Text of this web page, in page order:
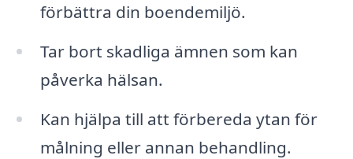
förbättra din boendemiljö.
Tar bort skadliga ämnen som kan
påverka hälsan.
Kan hjälpa till att förbereda ytan för
målning eller annan behandling.